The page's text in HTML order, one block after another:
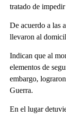
tratado de impedir
De acuerdo a las
llevaron al
Indican que al
elementos de
embargo,
Guerra.
En el lugar